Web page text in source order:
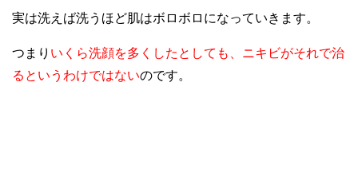
実は洗えば洗うほど肌はボロボロになっていきます。
つまり いくら洗顔を多くしたとしても、ニキビがそれで治
るというわけではないのです。